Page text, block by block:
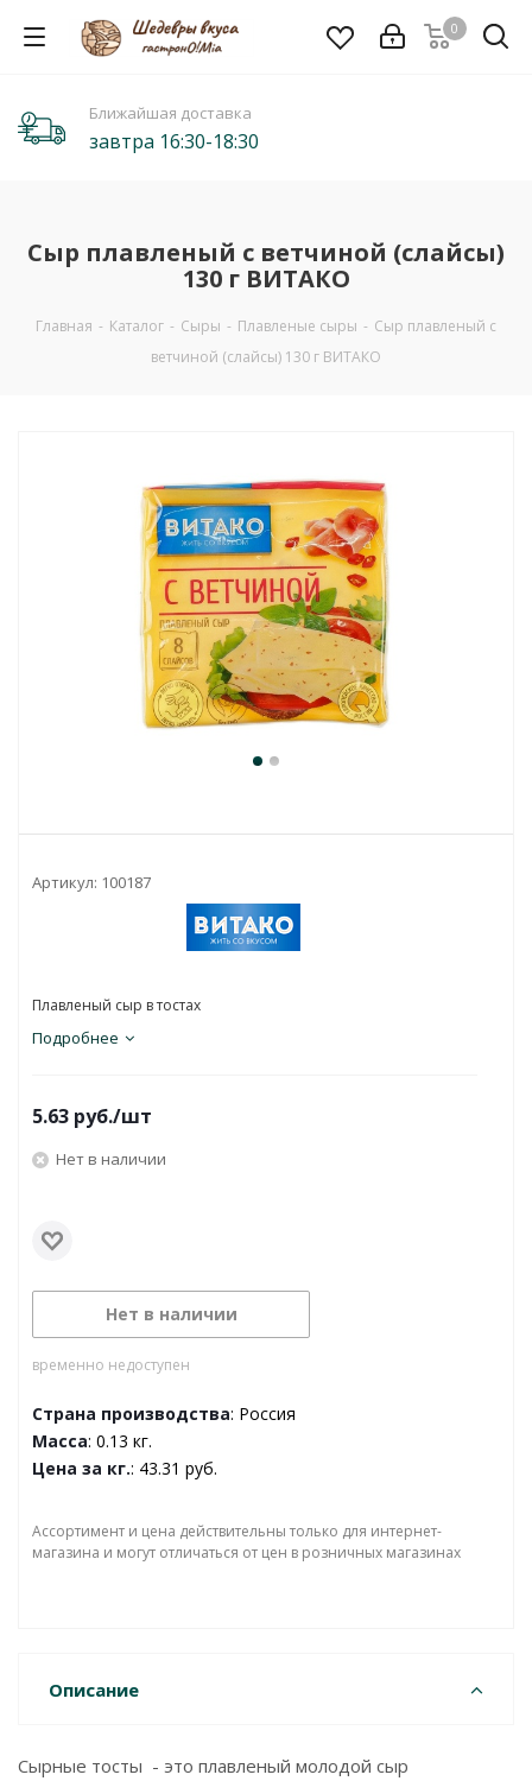
0
Ближайшая доставка
завтра 16:30-18:30
Сыр плавленый c ветчиной (слайсы)
130 г ВИТАКО
Главная - Каталог - Сыры - Плавленые сыры - Сыр плавленый c
ветчиной (слайсы) 130 г ВИТАКО
Артикул: 100187
Плавленый сыр в тостах
Подробнее
5.63 руб./шт
Нет в наличии
Нет в наличии
временно недоступен
Страна производства: Россия
Масса: 0.13 кг.
Цена за кг.: 43.31 руб.
Ассортимент и цена действительны только для интернет-
магазина и могут отличаться от цен в розничных магазинах
Описание
Сырные тосты - это плавленый молодой сыр